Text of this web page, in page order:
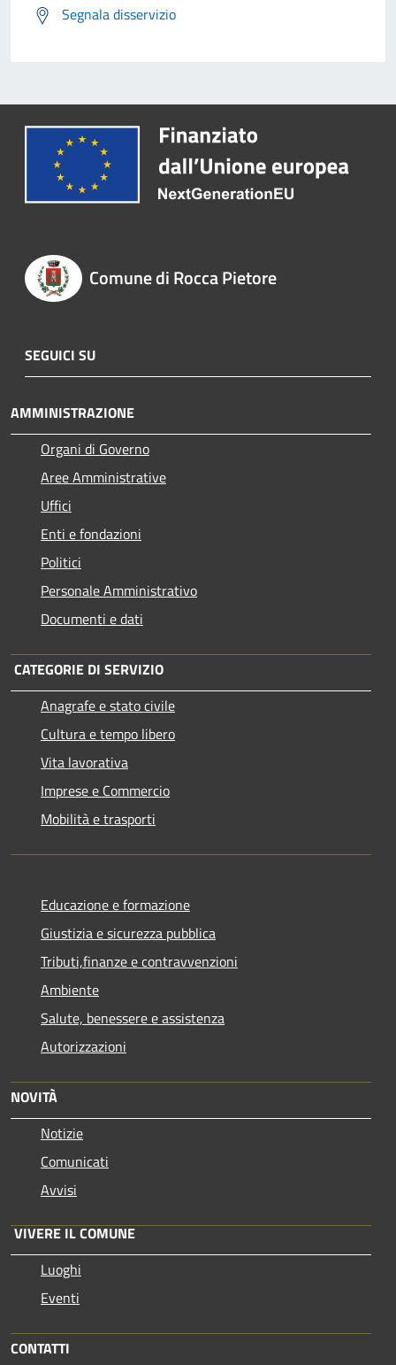
Segnala disservizio
Comune di Rocca Pietore
SEGUICI SU
AMMINISTRAZIONE
Organi di Governo
Aree Amministrative
Uffici
Enti e fondazioni
Politici
Personale Amministrativo
Documenti e dati
CATEGORIE DI SERVIZIO
Anagrafe e stato civile
Cultura e tempo libero
Vita lavorativa
Imprese e Commercio
Mobilità e trasporti
Educazione e formazione
Giustizia e sicurezza pubblica
Tributi,finanze e contravvenzioni
Ambiente
Salute, benessere e assistenza
Autorizzazioni
NOVITÀ
Notizie
Comunicati
Avvisi
VIVERE IL COMUNE
Luoghi
Eventi
CONTATTI